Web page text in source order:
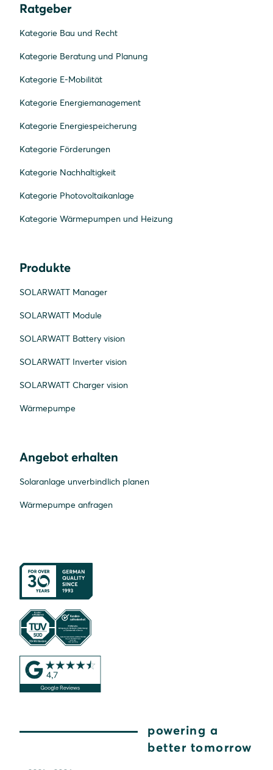
Ratgeber
Kategorie Bau und Recht
Kategorie Beratung und Planung
Kategorie E-Mobilität
Kategorie Energiemanagement
Kategorie Energiespeicherung
Kategorie Förderungen
Kategorie Nachhaltigkeit
Kategorie Photovoltaikanlage
Kategorie Wärmepumpen und Heizung
Produkte
SOLARWATT Manager
SOLARWATT Module
SOLARWATT Battery vision
SOLARWATT Inverter vision
SOLARWATT Charger vision
Wärmepumpe
Angebot erhalten
Solaranlage unverbindlich planen
Wärmepumpe anfragen
powering a
better tomorrow